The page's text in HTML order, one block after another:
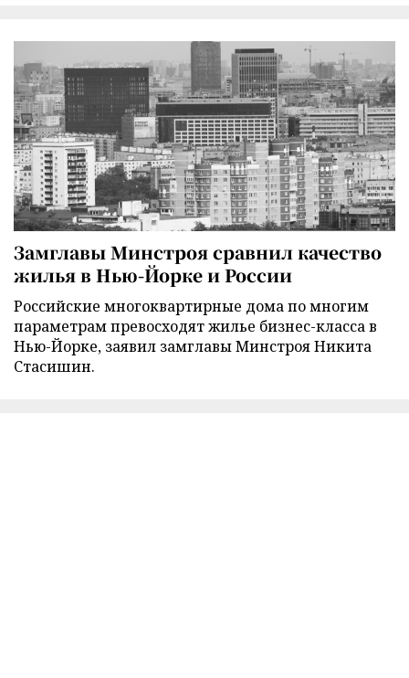
Замглавы Минстроя сравнил качество
жилья в Нью-Йорке и России
Российские многоквартирные дома по многим
параметрам превосходят жилье бизнес-класса в
Нью-Йорке, заявил замглавы Минстроя Никита
Стасишин.